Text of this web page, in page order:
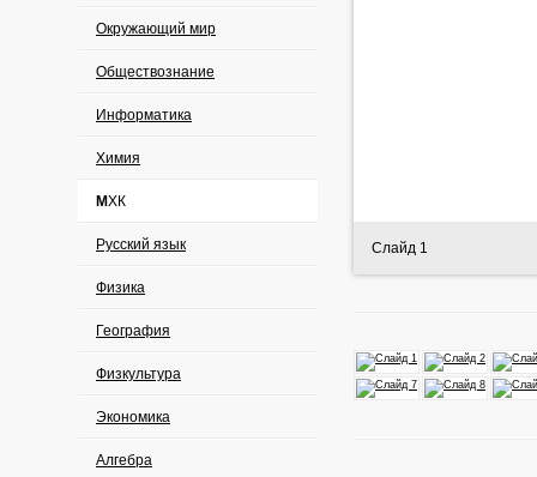
Окружающий мир
Обществознание
Информатика
Химия
МХК
Русский язык
Физика
География
Физкультура
Экономика
Алгебра
Слайд 1